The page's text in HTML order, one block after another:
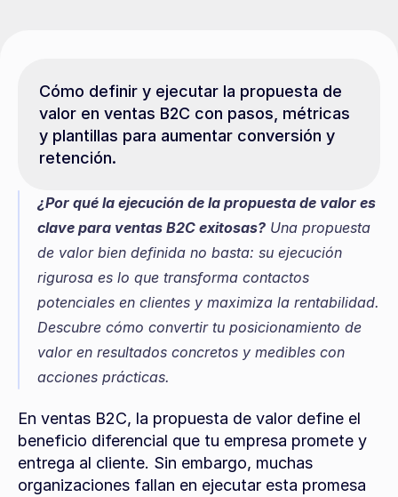
Cómo definir y ejecutar la propuesta de
valor en ventas B2C con pasos, métricas
y plantillas para aumentar conversión y
retención.
¿Por qué la ejecución de la propuesta de valor es
clave para ventas B2C exitosas? Una propuesta
de valor bien definida no basta: su ejecución
rigurosa es lo que transforma contactos
potenciales en clientes y maximiza la rentabilidad.
Descubre cómo convertir tu posicionamiento de
valor en resultados concretos y medibles con
acciones prácticas.
En ventas B2C, la propuesta de valor define el
beneficio diferencial que tu empresa promete y
entrega al cliente. Sin embargo, muchas
organizaciones fallan en ejecutar esta promesa